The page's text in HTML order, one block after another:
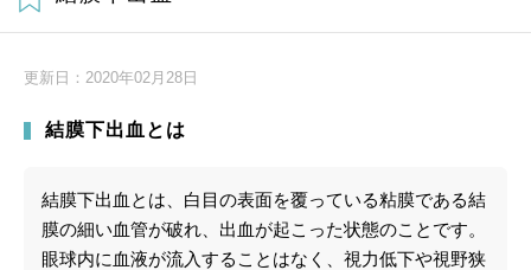
更新日： 2020年02月28日
結膜下出血とは
結膜下出血とは、白目の表面を覆っている粘膜である結
膜の細い血管が破れ、出血が起こった状態のことです。
眼球内に血液が流入することはなく、視力低下や視野狭